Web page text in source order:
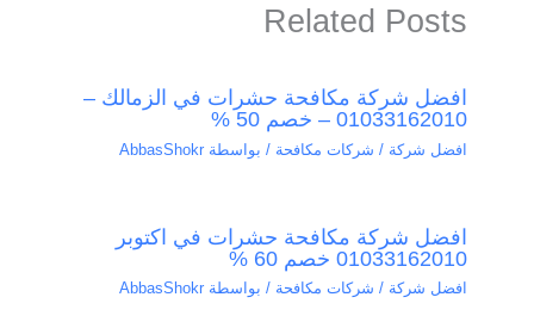
Related Posts
افضل شركة مكافحة حشرات في الزمالك –
01033162010 – خصم 50 %
افضل شركة / شركات مكافحة / بواسطة AbbasShokr
افضل شركة مكافحة حشرات في اكتوبر
01033162010 خصم 60 %
افضل شركة / شركات مكافحة / بواسطة AbbasShokr